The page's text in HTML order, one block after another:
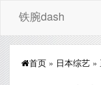
铁腕dash
首页 » 日本综艺 »